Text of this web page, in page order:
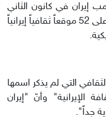
إيران في كانون الثاني
(يناير) من هذا العام من أنه سيشن ضربات على 52 موقعاً ثقافياً إيرانياً
التي لم يذكر اسمها
الإيرانية" وأنّ "إيران
جداً".